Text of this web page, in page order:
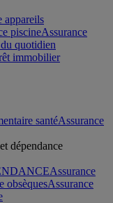
appareils
piscineAssurance
quotidien
santéAssurance
Assurance
obsèquesAssurance